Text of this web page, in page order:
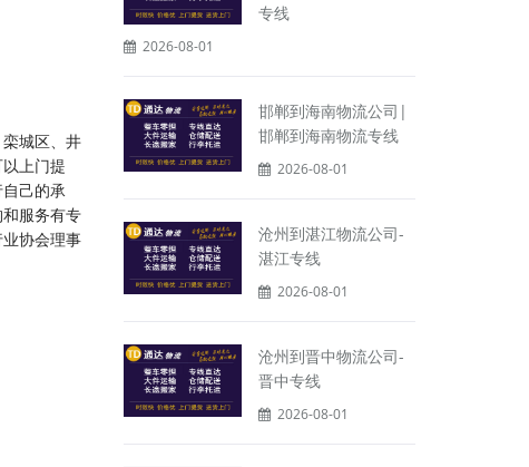
城区、井
上门提
己的承
和服务有专
协会理事
专线
2026-08-01
邯郸到海南物流公司|
邯郸到海南物流专线
2026-08-01
沧州到湛江物流公司-
湛江专线
2026-08-01
沧州到晋中物流公司-
晋中专线
2026-08-01